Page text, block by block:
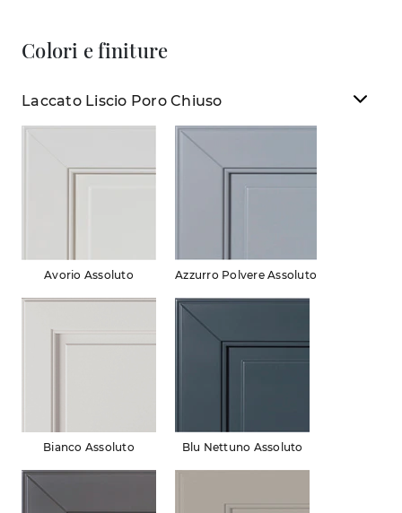
Colori e finiture
Laccato Liscio Poro Chiuso
Avorio Assoluto Azzurro Polvere Assoluto
Bianco Assoluto Blu Nettuno Assoluto